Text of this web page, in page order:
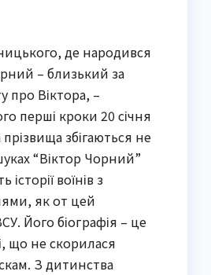
де народився
– близький за
про Віктора, –
перші кроки 20 січня
збігаються не
“Віктор Чорний”
воїнів з
як от цей
Його біографія – це
що не скорилася
З дитинства